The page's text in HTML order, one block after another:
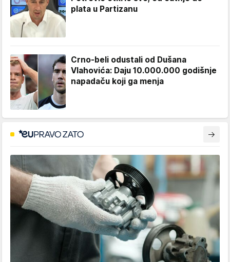
plata u Partizanu
Crno-beli odustali od Dušana
Vlahovića: Daju 10.000.000 godišnje
napadaču koji ga menja